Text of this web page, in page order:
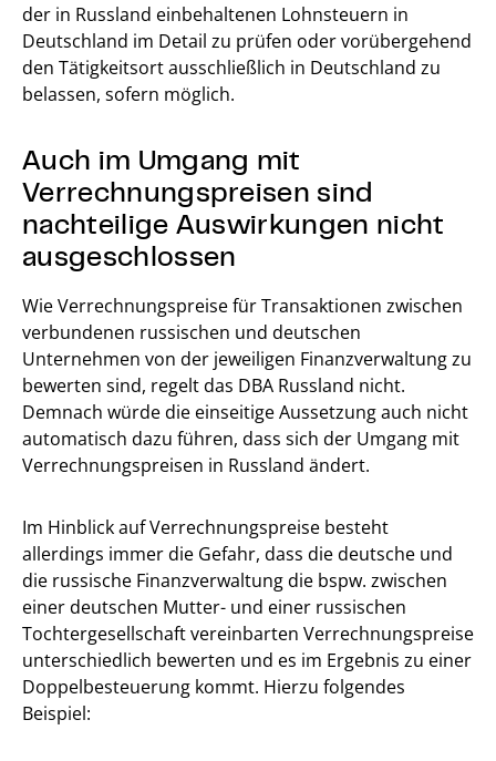
der in Russland einbehaltenen Lohnsteuern in
Deutschland im Detail zu prüfen oder vorübergehend
den Tätigkeitsort ausschließlich in Deutschland zu
belassen, sofern möglich.
Auch im Umgang mit
Verrechnungspreisen sind
nachteilige Auswirkungen nicht
ausgeschlossen
Wie Verrechnungspreise für Transaktionen zwischen
verbundenen russischen und deutschen
Unternehmen von der jeweiligen Finanzverwaltung zu
bewerten sind, regelt das DBA Russland nicht.
Demnach würde die einseitige Aussetzung auch nicht
automatisch dazu führen, dass sich der Umgang mit
Verrechnungspreisen in Russland ändert.
Im Hinblick auf Verrechnungspreise besteht
allerdings immer die Gefahr, dass die deutsche und
die russische Finanzverwaltung die bspw. zwischen
einer deutschen Mutter- und einer russischen
Tochtergesellschaft vereinbarten Verrechnungspreise
unterschiedlich bewerten und es im Ergebnis zu einer
Doppelbesteuerung kommt. Hierzu folgendes
Beispiel: